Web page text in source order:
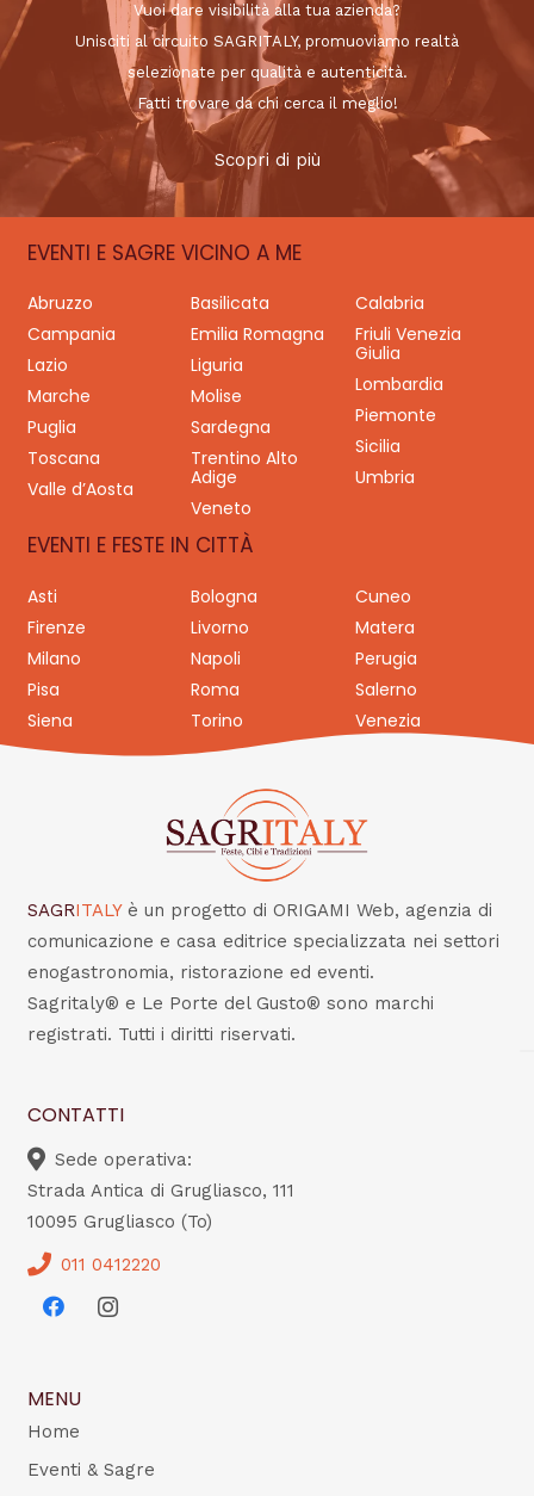
Vuoi dare visibilità alla tua azienda?
Unisciti al circuito SAGRITALY, promuoviamo realtà
selezionate per qualità e autenticità.
Fatti trovare da chi cerca il meglio!
Scopri di più
EVENTI E SAGRE VICINO A ME
Abruzzo Basilicata
Calabria
Campania
Emilia Romagna
Friuli Venezia
Giulia
Lazio
Liguria
Lombardia
Marche
Molise
Piemonte
Puglia
Sardegna
Sicilia
Toscana
Trentino Alto
Adige
Umbria
Valle d’Aosta
Veneto
EVENTI E FESTE IN CITTÀ
Asti Bologna
Cuneo
Firenze
Livorno
Matera
Milano
Napoli
Perugia
Pisa
Roma
Salerno
Siena
Torino Venezia
SAGRITALY è un progetto di ORIGAMI Web, agenzia di
comunicazione e casa editrice specializzata nei settori
enogastronomia, ristorazione ed eventi.
Sagritaly® e Le Porte del Gusto® sono marchi
registrati. Tutti i diritti riservati.
CONTATTI
Sede operativa:
Strada Antica di Grugliasco, 111
10095 Grugliasco (To)
011 0412220
MENU
Home
Eventi & Sagre